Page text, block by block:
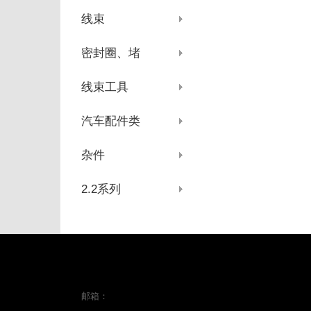
线束
密封圈、堵
线束工具
汽车配件类
杂件
2.2系列
邮箱：